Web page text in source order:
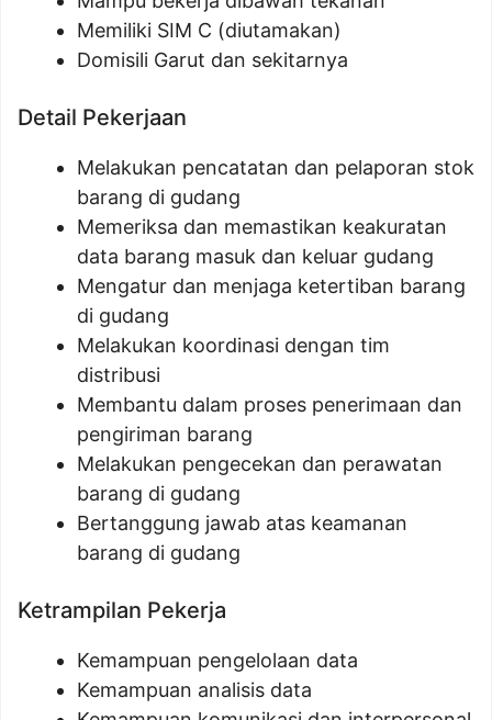
Memiliki SIM C (diutamakan)
Domisili Garut dan sekitarnya
Detail Pekerjaan
Melakukan pencatatan dan pelaporan stok
barang di gudang
Memeriksa dan memastikan keakuratan
data barang masuk dan keluar gudang
Mengatur dan menjaga ketertiban barang
di gudang
Melakukan koordinasi dengan tim
distribusi
Membantu dalam proses penerimaan dan
pengiriman barang
Melakukan pengecekan dan perawatan
barang di gudang
Bertanggung jawab atas keamanan
barang di gudang
Ketrampilan Pekerja
Kemampuan pengelolaan data
Kemampuan analisis data